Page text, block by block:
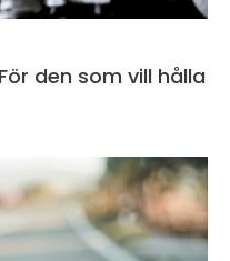
den som vill hålla